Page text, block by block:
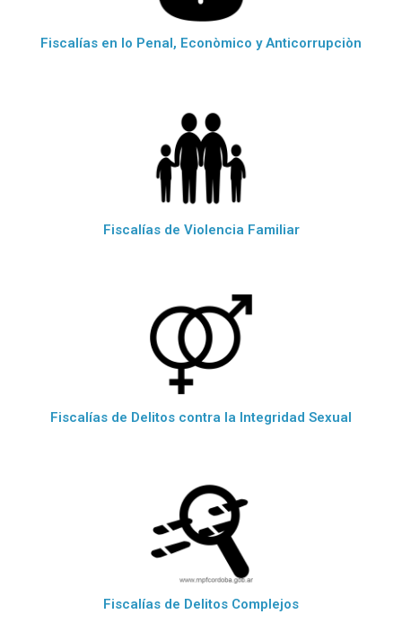
Fiscalías en lo Penal, Econòmico y Anticorrupciòn
Fiscalías de Violencia Familiar
Fiscalías de Delitos contra la Integridad Sexual
Fiscalías de Delitos Complejos